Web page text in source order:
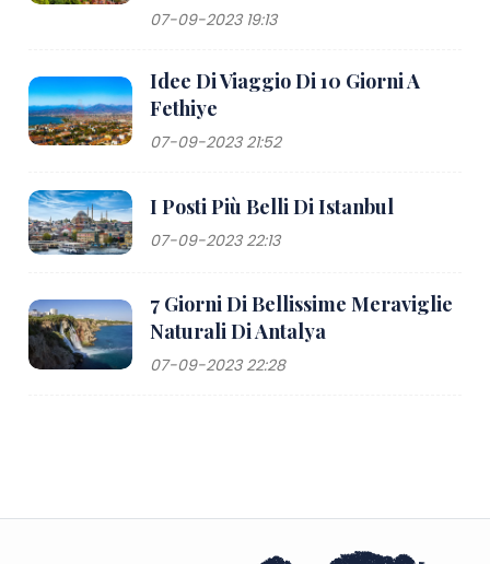
07-09-2023 19:13
Idee Di Viaggio Di 10 Giorni A
Fethiye
07-09-2023 21:52
I Posti Più Belli Di Istanbul
07-09-2023 22:13
7 Giorni Di Bellissime Meraviglie
Naturali Di Antalya
07-09-2023 22:28